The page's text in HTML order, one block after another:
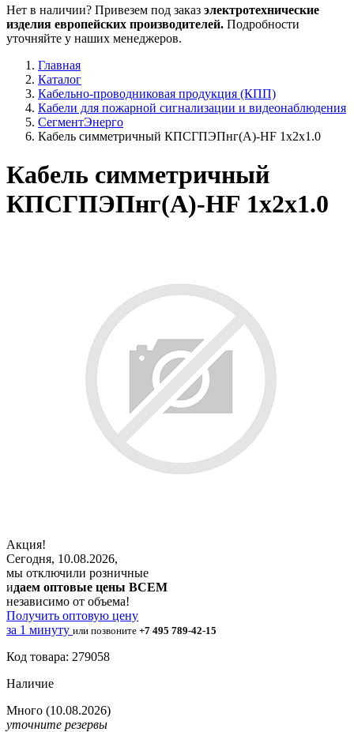
Нет в наличии? Привезем под заказ электротехнические
изделия европейских производителей. Подробности
уточняйте у наших менеджеров.
Главная
Каталог
Кабельно-проводниковая продукция (КПП)
Кабели для пожарной сигнализации и видеонаблюдения
СегментЭнерго
Кабель симметричный КПСГПЭПнг(А)-HF 1х2х1.0
Кабель симметричный
КПСГПЭПнг(А)-HF 1х2х1.0
Акция!
Сегодня, 10.08.2026,
мы отключили розничные
идаем оптовые цены ВСЕМ
независимо от объема!
Получить оптовую цену
за 1 минуту или позвоните +7 495 789-42-15
Код товара: 279058
Наличие
Много (10.08.2026)
уточните резервы